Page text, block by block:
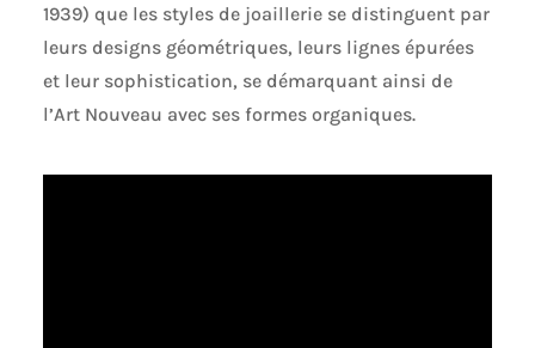
1939) que les styles de joaillerie se distinguent par
leurs designs géométriques, leurs lignes épurées
et leur sophistication, se démarquant ainsi de
l’Art Nouveau avec ses formes organiques.